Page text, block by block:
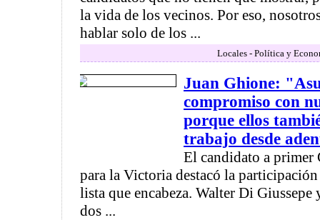
la vida de los vecinos. Por eso,
hablar solo de los ...
Locales - Política y
Juan Ghione:
compromiso con
porque ellos
trabajo desde
El candidato a primer
para la Victoria destacó la
lista que encabeza. Walter Di Giussepe
dos ...